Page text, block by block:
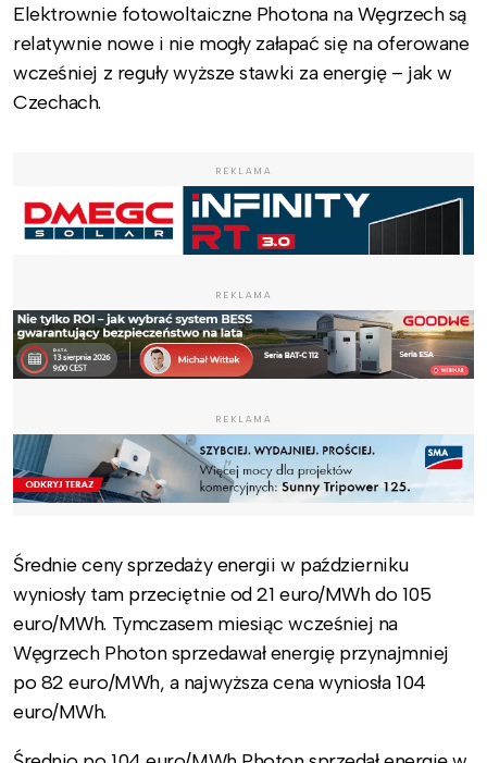
Elektrownie fotowoltaiczne Photona na Węgrzech są
relatywnie nowe i nie mogły załapać się na oferowane
wcześniej z reguły wyższe stawki za energię – jak w
Czechach.
REKLAMA
REKLAMA
REKLAMA
Średnie ceny sprzedaży energii w październiku
wyniosły tam przeciętnie od 21 euro/MWh do 105
euro/MWh. Tymczasem miesiąc wcześniej na
Węgrzech Photon sprzedawał energię przynajmniej
po 82 euro/MWh, a najwyższa cena wyniosła 104
euro/MWh.